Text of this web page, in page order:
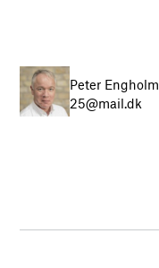
Peter Engholm
25@mail.dk